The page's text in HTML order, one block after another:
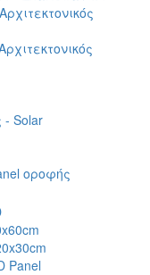
- Solar
οροφής
Panel